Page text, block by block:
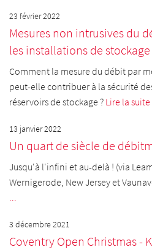
23 février 2022
Mesures non intrusives du
les installations de
Comment la mesure du débit par
peut-elle contribuer à la sécurité
réservoirs de stockage ? Lire la suite
13 janvier 2022
Un quart de siècle de
Jusqu'à l'infini et au-delà ! (via
Wernigerode, New Jersey et
...
3 décembre 2021
Coventry Open Christmas -